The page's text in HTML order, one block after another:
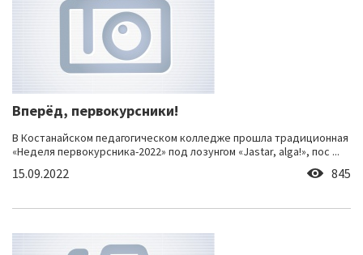
Вперёд, первокурсники!
В Костанайском педагогическом колледже прошла традиционная
«Неделя первокурсника-2022» под лозунгом «Jastar, аlga!», пос ...
15.09.2022 845